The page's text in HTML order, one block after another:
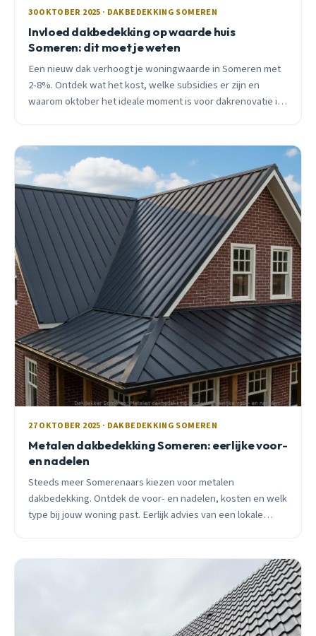
30 OKTOBER 2025 · DAKBEDEKKING SOMEREN
Invloed dakbedekking op waarde huis
Someren: dit moet je weten
Een nieuw dak verhoogt je woningwaarde in Someren met
2-8%. Ontdek wat het kost, welke subsidies er zijn en
waarom oktober het ideale moment is voor dakrenovatie in
27 OKTOBER 2025 · DAKBEDEKKING SOMEREN
Metalen dakbedekking Someren: eerlijke voor-
en nadelen
Steeds meer Somerenaars kiezen voor metalen
dakbedekking. Ontdek de voor- en nadelen, kosten en welk
type bij jouw woning past. Eerlijk advies van een lokale